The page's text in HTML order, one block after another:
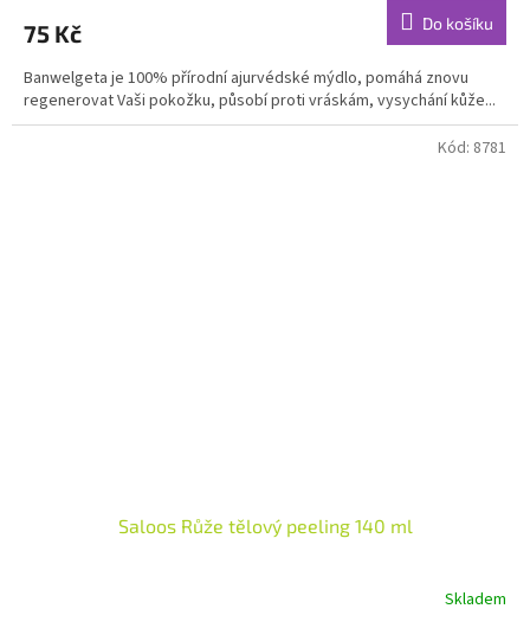
je
z
5
hvězdiček.
75 Kč Do košíku
Banwelgeta je 100% přírodní ajurvédské mýdlo, pomáhá znovu
regenerovat Vaši pokožku, působí proti vráskám, vysychání kůže...
Saloos Růže tělový peeling 140 ml
Skladem
Kód: 8781